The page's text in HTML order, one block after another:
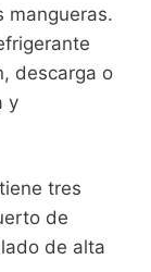
mangueras.
descarga o
y
tres
de
de alta